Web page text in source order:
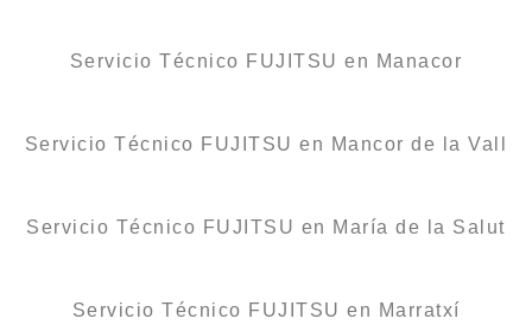
Servicio Técnico FUJITSU en Manacor
Servicio Técnico FUJITSU en Mancor de la Vall
Servicio Técnico FUJITSU en María de la Salut
Servicio Técnico FUJITSU en Marratxí